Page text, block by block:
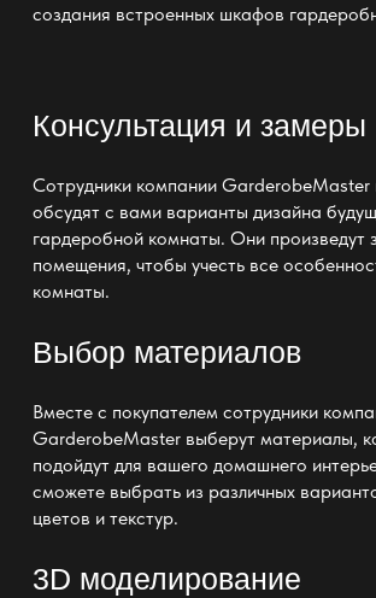
создания встроенных шкафов
Консультация и замеры
Сотрудники компании GarderobeMaster
обсудят с вами варианты дизайна
гардеробной комнаты. Они произведут
помещения, чтобы учесть все
комнаты.
Выбор материалов
Вместе с покупателем сотрудники
GarderobeMaster выберут материалы,
подойдут для вашего домашнего
сможете выбрать из различных
цветов и текстур.
3D моделирование